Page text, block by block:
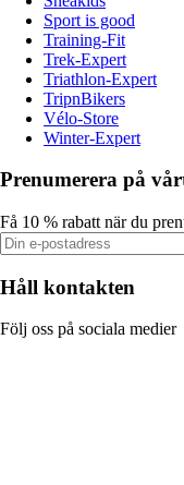
Sport is good
Training-Fit
Trek-Expert
Triathlon-Expert
TripnBikers
Vélo-Store
Winter-Expert
Prenumerera på
Få 10 % rabatt när du
Håll kontakten
Följ oss på sociala medier